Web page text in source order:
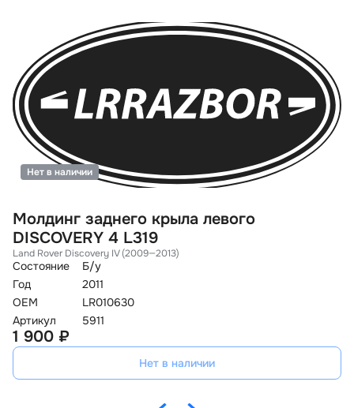
Молдинг заднего крыла левого
DISCOVERY 4 L319
Land Rover Discovery IV (2009—2013)
Состояние
Б/у
Год
2011
OEM
LR010630
Артикул
5911
Нет в наличии
1 900 ₽
Нет в наличии